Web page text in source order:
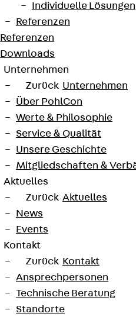
Individuelle Lösungen
Referenzen
Referenzen
Downloads
Unternehmen
Zurück Unternehmen
Über PohlCon
Werte & Philosophie
Service & Qualität
Unsere Geschichte
Mitgliedschaften &
Aktuelles
Zurück Aktuelles
News
Events
Kontakt
Zurück Kontakt
Ansprechpersonen
Technische Beratung
Standorte